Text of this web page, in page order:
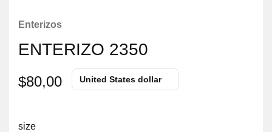
Enterizos
ENTERIZO 2350
$80,00 United States dollar
size